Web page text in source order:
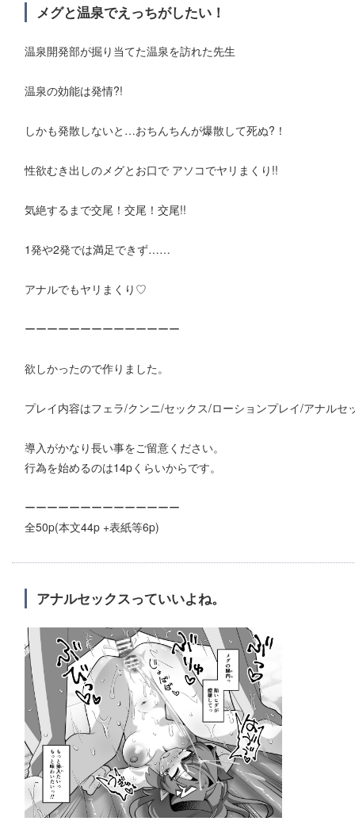
メグと温泉でえっちがしたい！
温泉開発部が掘り当てた温泉を訪れた先生
温泉の効能は発情?!
しかも発散しないと…おちんちんが爆散して死ぬ?！
性欲むき出しのメグとお口で アソコでヤリまくり!!
気絶するまで交尾！交尾！交尾!!
1発や2発では満足できず……
アナルでもヤリまくり♡
ーーーーーーーーーーーーーー
欲しかったので作りました。
プレイ内容はフェラ/クンニ/セックス/ローションプレイ/アナルセ
導入がかなり長い事をご留意ください。
行為を始めるのは14pくらいからです。
ーーーーーーーーーーーーーー
全50p(本文44p +表紙等6p)
アナルセックスっていいよね。